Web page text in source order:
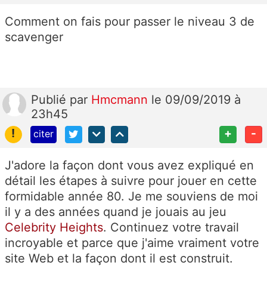
Comment on fais pour passer le niveau 3 de
scavenger
Publié par Hmcmann le 09/09/2019 à
23h45
!
citer + -
J'adore la façon dont vous avez expliqué en
détail les étapes à suivre pour jouer en cette
formidable année 80. Je me souviens de moi
il y a des années quand je jouais au jeu
Celebrity Heights. Continuez votre travail
incroyable et parce que j'aime vraiment votre
site Web et la façon dont il est construit.